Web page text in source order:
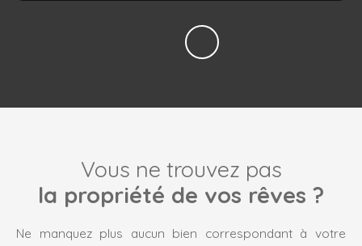
Vous ne trouvez pas
la propriété de vos rêves ?
Ne manquez plus aucun bien correspondant à votre